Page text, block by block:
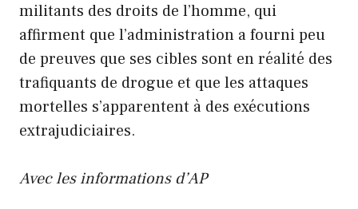
militants des droits de l’homme, qui
affirment que l’administration a fourni peu
de preuves que ses cibles sont en réalité des
trafiquants de drogue et que les attaques
mortelles s’apparentent à des exécutions
extrajudiciaires.
Avec les informations d’AP